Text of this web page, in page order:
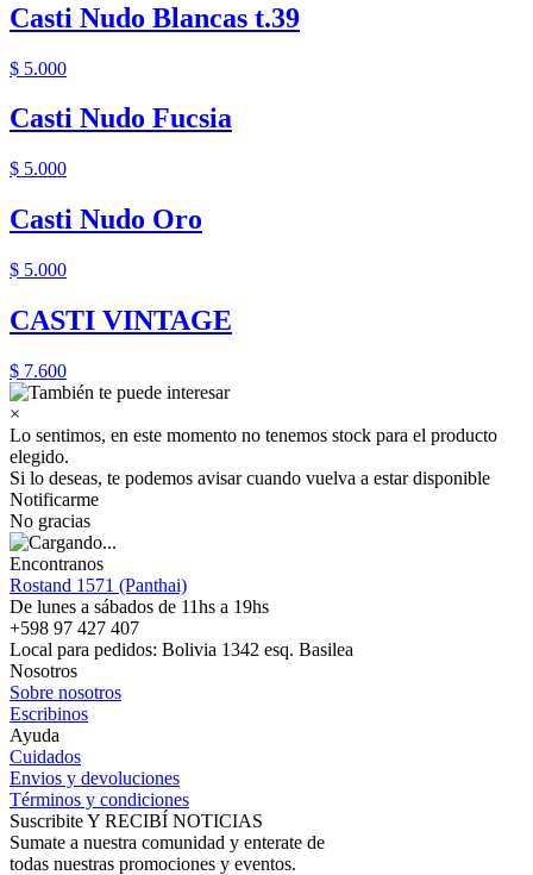
Casti Nudo Blancas t.39
$ 5.000
Casti Nudo Fucsia
$ 5.000
Casti Nudo Oro
$ 5.000
CASTI VINTAGE
$ 7.600
×
Lo sentimos, en este momento no tenemos stock para el producto
elegido.
Si lo deseas, te podemos avisar cuando vuelva a estar disponible
Notificarme
No gracias
Encontranos
Rostand 1571 (Panthai)
De lunes a sábados de 11hs a 19hs
+598 97 427 407
Local para pedidos: Bolivia 1342 esq. Basilea
Nosotros
Sobre nosotros
Escribinos
Ayuda
Cuidados
Envios y devoluciones
Términos y condiciones
Suscribite Y RECIBÍ NOTICIAS
Sumate a nuestra comunidad y enterate de
todas nuestras promociones y eventos.